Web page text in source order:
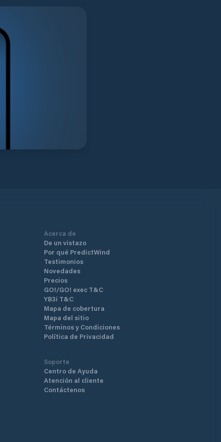
Acerca de
De un vistazo
Por qué PredictWind
Testimonios
Novedades
Precios
GO!/GO! exec T&C
YB3i T&C
Mapa de cobertura
Mapa del sitio
Términos y Condiciones
Política de Privacidad
Soporte
Centro de Ayuda
Atención al cliente
Contáctenos